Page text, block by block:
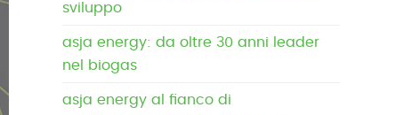
sviluppo
asja energy: da oltre 30 anni leader
nel biogas
asja energy al fianco di